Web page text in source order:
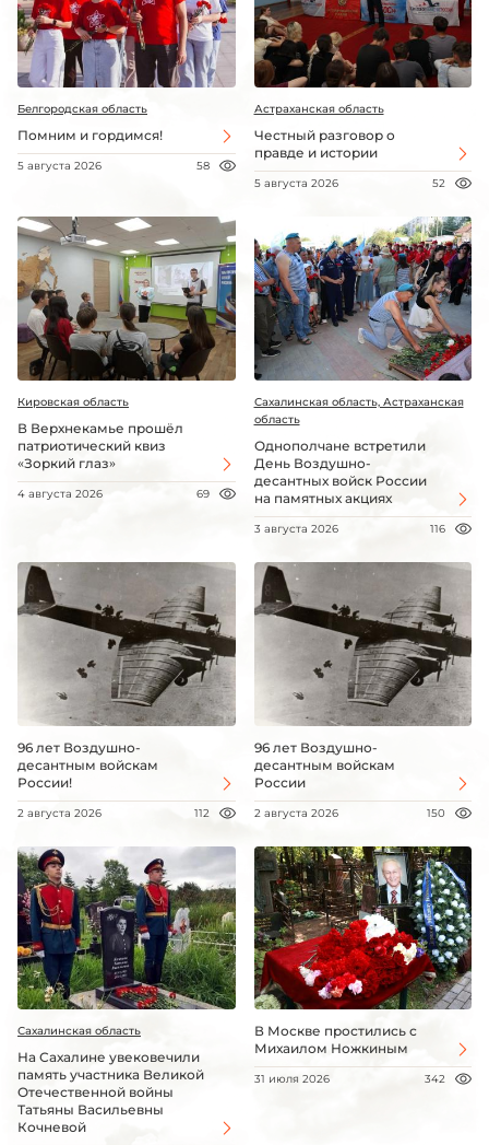
Белгородская область
Помним и гордимся!
5 августа 2026 58
Астраханская область
Честный разговор о
правде и истории
5 августа 2026 52
Кировская область
В Верхнекамье прошёл
патриотический квиз
«Зоркий глаз»
4 августа 2026 69
Сахалинская область, Астраханская
область
Однополчане встретили
День Воздушно-
десантных войск России
на памятных акциях
3 августа 2026 116
96 лет Воздушно-
десантным войскам
России!
2 августа 2026 112
96 лет Воздушно-
десантным войскам
России
2 августа 2026 150
Сахалинская область
На Сахалине увековечили
память участника Великой
Отечественной войны
Татьяны Васильевны
Кочневой
В Москве простились с
Михаилом Ножкиным
31 июля 2026 342